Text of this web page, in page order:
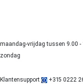
maandag-vrijdag tussen 9.00 -
zondag
Klantensupport +315 0222